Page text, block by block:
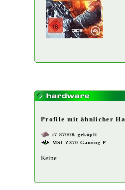
Profile mit ähnlicher
i7 8700K geköpft
MSI Z370 Gaming P
Keine